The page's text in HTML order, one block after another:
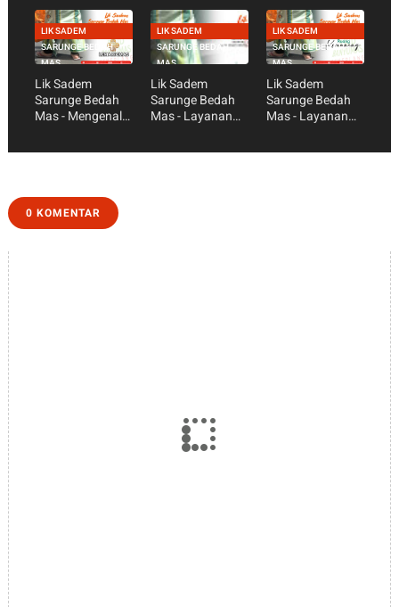
LIK SADEM
SARUNGE BEDAH
MAS
Lik Sadem
Sarunge Bedah
Mas - Mengenal
LIK SADEM
SARUNGE BEDAH
MAS
Lik Sadem
Sarunge Bedah
Mas - Layanan
LIK SADEM
SARUNGE BEDAH
MAS
Lik Sadem
Sarunge Bedah
Mas - Layanan
0 KOMENTAR